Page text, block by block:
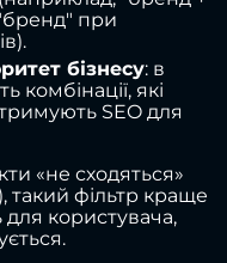
при
бізнесу: в
комбінації, які
SEO для
«не сходяться»
такий фільтр краще
для користувача,